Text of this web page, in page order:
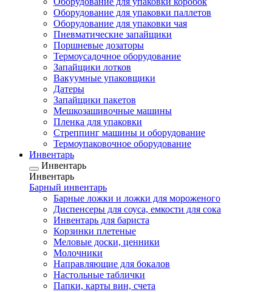
Оборудование для упаковки паллетов
Оборудование для упаковки чая
Пневматические запайщики
Поршневые дозаторы
Термоусадочное оборудование
Запайщики лотков
Вакуумные упаковщики
Датеры
Запайщики пакетов
Мешкозашивочные машины
Пленка для упаковки
Стреппинг машины и оборудование
Термоупаковочное оборудование
Инвентарь
Инвентарь
Инвентарь
Барный инвентарь
Барные ложки и ложки для мороженого
Диспенсеры для соуса, емкости для сока
Инвентарь для бариста
Корзинки плетеные
Меловые доски, ценники
Молочники
Направляющие для бокалов
Настольные таблички
Папки, карты вин, счета